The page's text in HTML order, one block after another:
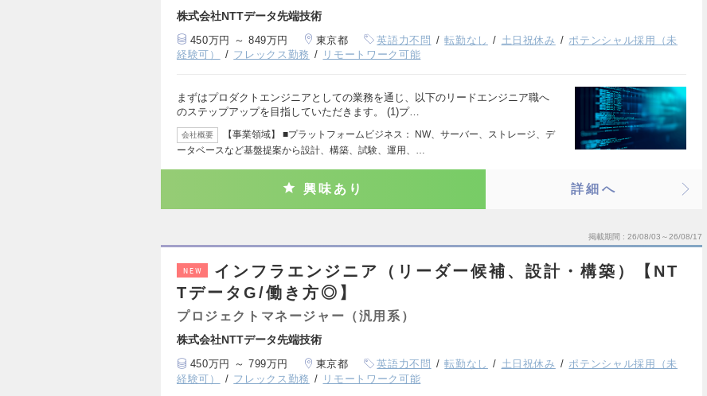
株式会社NTTデータ先端技術
450万円 ～ 849万円 東京都 英語力不問 転勤なし 土日祝休み
ポテンシャル採用（未
経験可）
フレックス勤務 リモートワーク可能
まずはプロダクトエンジニアとしての業務を通じ、以下のリードエンジニア職へ
のステップアップを目指していただきます。 (1)プ…
会社概要
【事業領域】 ■プラットフォームビジネス： NW、サーバー、ストレージ、デ
ータベースなど基盤提案から設計、構築、試験、運用、…
興味あり 詳細へ
掲載期間 26/08/03～26/08/17
NEW
インフラエンジニア（リーダー候補、設計・構築）【NT
TデータG/働き方◎】
プロジェクトマネージャー（汎用系）
株式会社NTTデータ先端技術
450万円 ～ 799万円 東京都 英語力不問 転勤なし 土日祝休み
ポテンシャル採用（未
経験可）
フレックス勤務 リモートワーク可能